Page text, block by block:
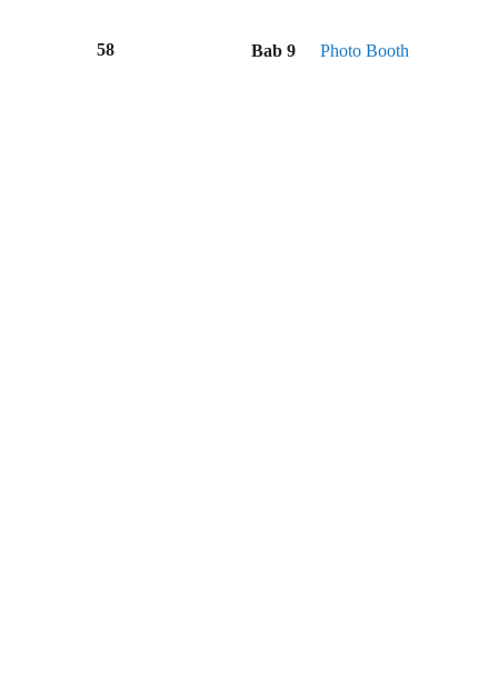
58 Bab 9 Photo Booth